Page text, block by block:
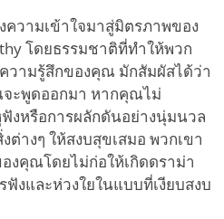
วามเข้าใจมาสู่มิตรภาพของ
โดยธรรมชาติที่ทำให้พวก
วามรู้สึกของคุณ มักสัมผัสได้ว่า
ะพูดออกมา หากคุณไม่
งหรือการผลักดันอย่างนุ่มนวล
ต่างๆ ให้สงบสุขเสมอ พวกเขา
คุณโดยไม่ก่อให้เกิดดราม่า
งและห่วงใยในแบบที่เงียบสงบ